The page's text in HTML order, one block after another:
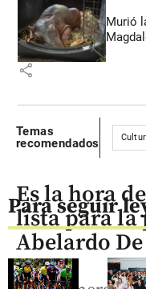
Murió
share
Temas
recomendados
Para seguir
Es la hora
lista para la
Abelardo